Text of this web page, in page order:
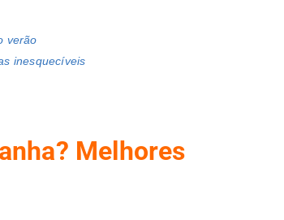
verão
inesquecíveis
Melhores